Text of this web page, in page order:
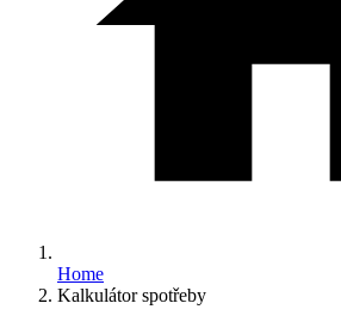
Home
Kalkulátor spotřeby